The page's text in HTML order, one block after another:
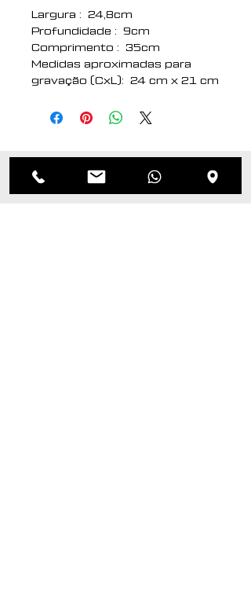
Largura : 24,8cm
Profundidade : 9cm
Comprimento : 35cm
Medidas aproximadas para
gravação (CxL): 24 cm x 21 cm
Produtos